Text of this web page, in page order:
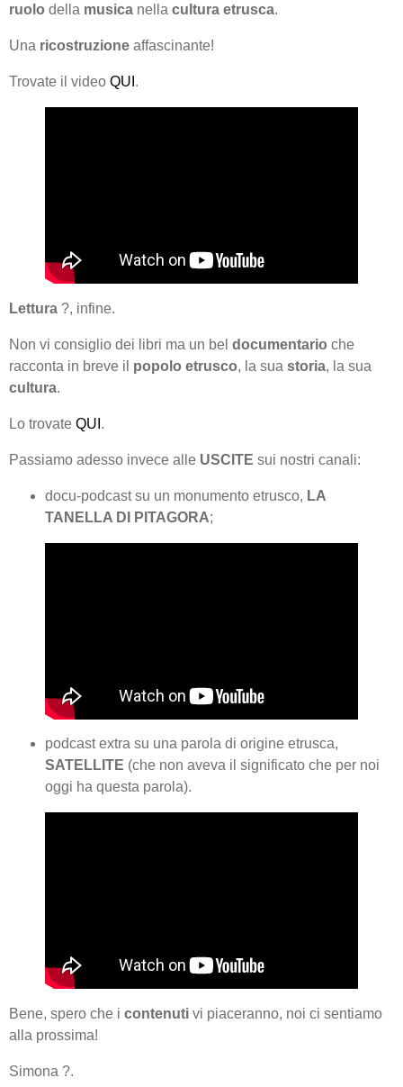
ruolo della musica nella cultura etrusca.
Una ricostruzione affascinante!
Trovate il video QUI .
Lettura ?, infine.
Non vi consiglio dei libri ma un bel documentario che
racconta in breve il popolo etrusco, la sua storia, la sua
cultura.
Lo trovate QUI .
Passiamo adesso invece alle USCITE sui nostri canali:
docu-podcast su un monumento etrusco, LA
TANELLA DI PITAGORA;
podcast extra su una parola di origine etrusca,
SATELLITE (che non aveva il significato che per noi
oggi ha questa parola).
Bene, spero che i contenuti vi piaceranno, noi ci sentiamo
alla prossima!
Simona ?.